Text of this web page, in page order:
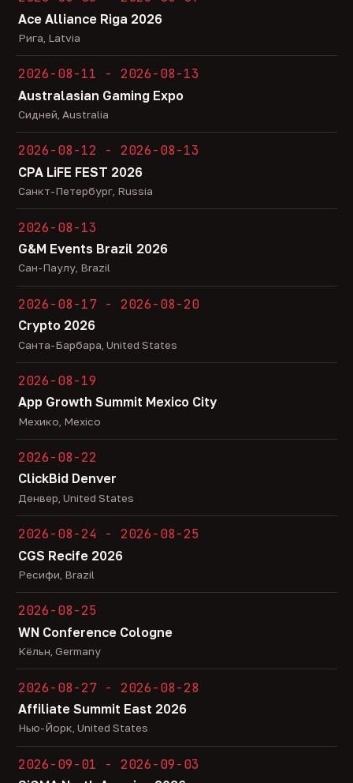
Ace Alliance Riga 2026
Рига, Latvia
2026-08-11 - 2026-08-13
Australasian Gaming Expo
Сидней, Australia
2026-08-12 - 2026-08-13
CPA LiFE FEST 2026
Санкт-Петербург, Russia
2026-08-13
G&M Events Brazil 2026
Сан-Паулу, Brazil
2026-08-17 - 2026-08-20
Crypto 2026
Санта-Барбара, United States
2026-08-19
App Growth Summit Mexico City
Мехико, Mexico
2026-08-22
ClickBid Denver
Денвер, United States
2026-08-24 - 2026-08-25
CGS Recife 2026
Ресифи, Brazil
2026-08-25
WN Conference Cologne
Кёльн, Germany
2026-08-27 - 2026-08-28
Affiliate Summit East 2026
Нью-Йорк, United States
2026-09-01 - 2026-09-03